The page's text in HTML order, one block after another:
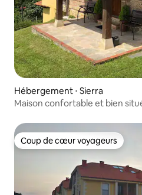
Hébergement ⋅ Sierra
Coup de cœur voyageurs
Coup de cœur voyageurs